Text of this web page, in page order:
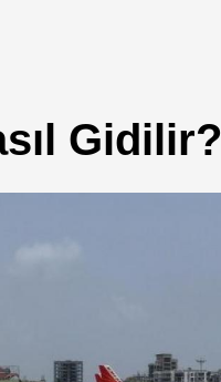
Gidilir?